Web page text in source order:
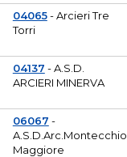
04065- Arcieri Tre
Torri
04137 - A.S.D.
ARCIERI MINERVA
06067 -
A.S.D.Arc.Montecchio
Maggiore